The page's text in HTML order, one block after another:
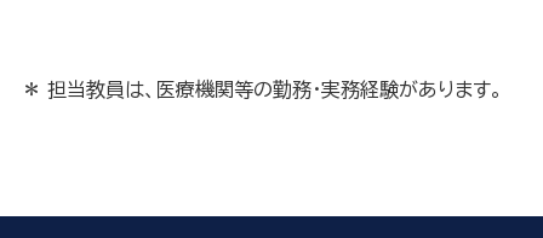
＊ 担当教員は、医療機関等の勤務・実務経験があります。